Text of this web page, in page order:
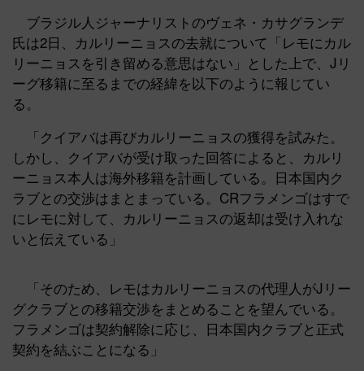
ブラジル人ジャーナリストのヴェネ・カサグランデ
氏は2日、カルリーニョスの去就について「レモにカル
リーニョスを引き留める意思はない」とした上で、Jリ
ーグ移籍に至るまでの経緯を以下のように報じてい
る。
「クイアバは再びカルリーニョスの獲得を試みた。
しかし、クイアバが受け取った回答によると、カルリ
ーニョス本人は海外移籍を計画している。日本国内ク
ラブとの交渉はまとまっている。CRフラメンゴはすで
にレモに対して、カルリーニョスの返却は受け入れな
いと伝えている」
「そのため、レモはカルリーニョスの代理人がJリー
グクラブとの移籍交渉をまとめることを望んでいる。
フラメンゴは契約解除に応じ、日本国内クラブと正式
契約を結ぶことになる」